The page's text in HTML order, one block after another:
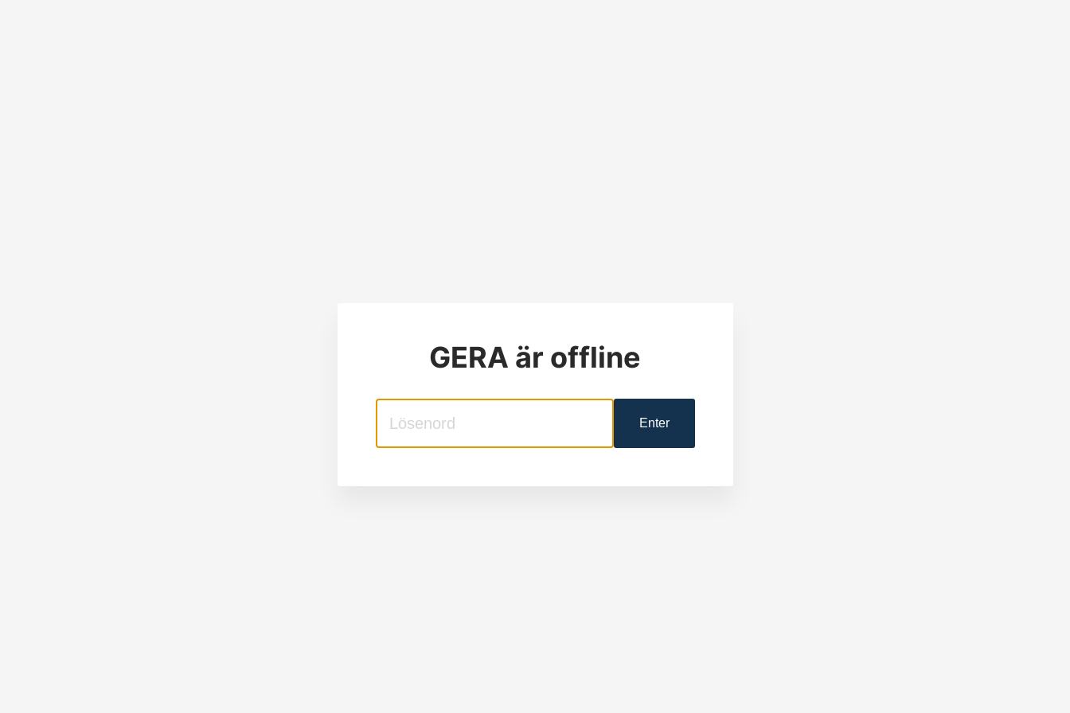
GERA är offline
Enter